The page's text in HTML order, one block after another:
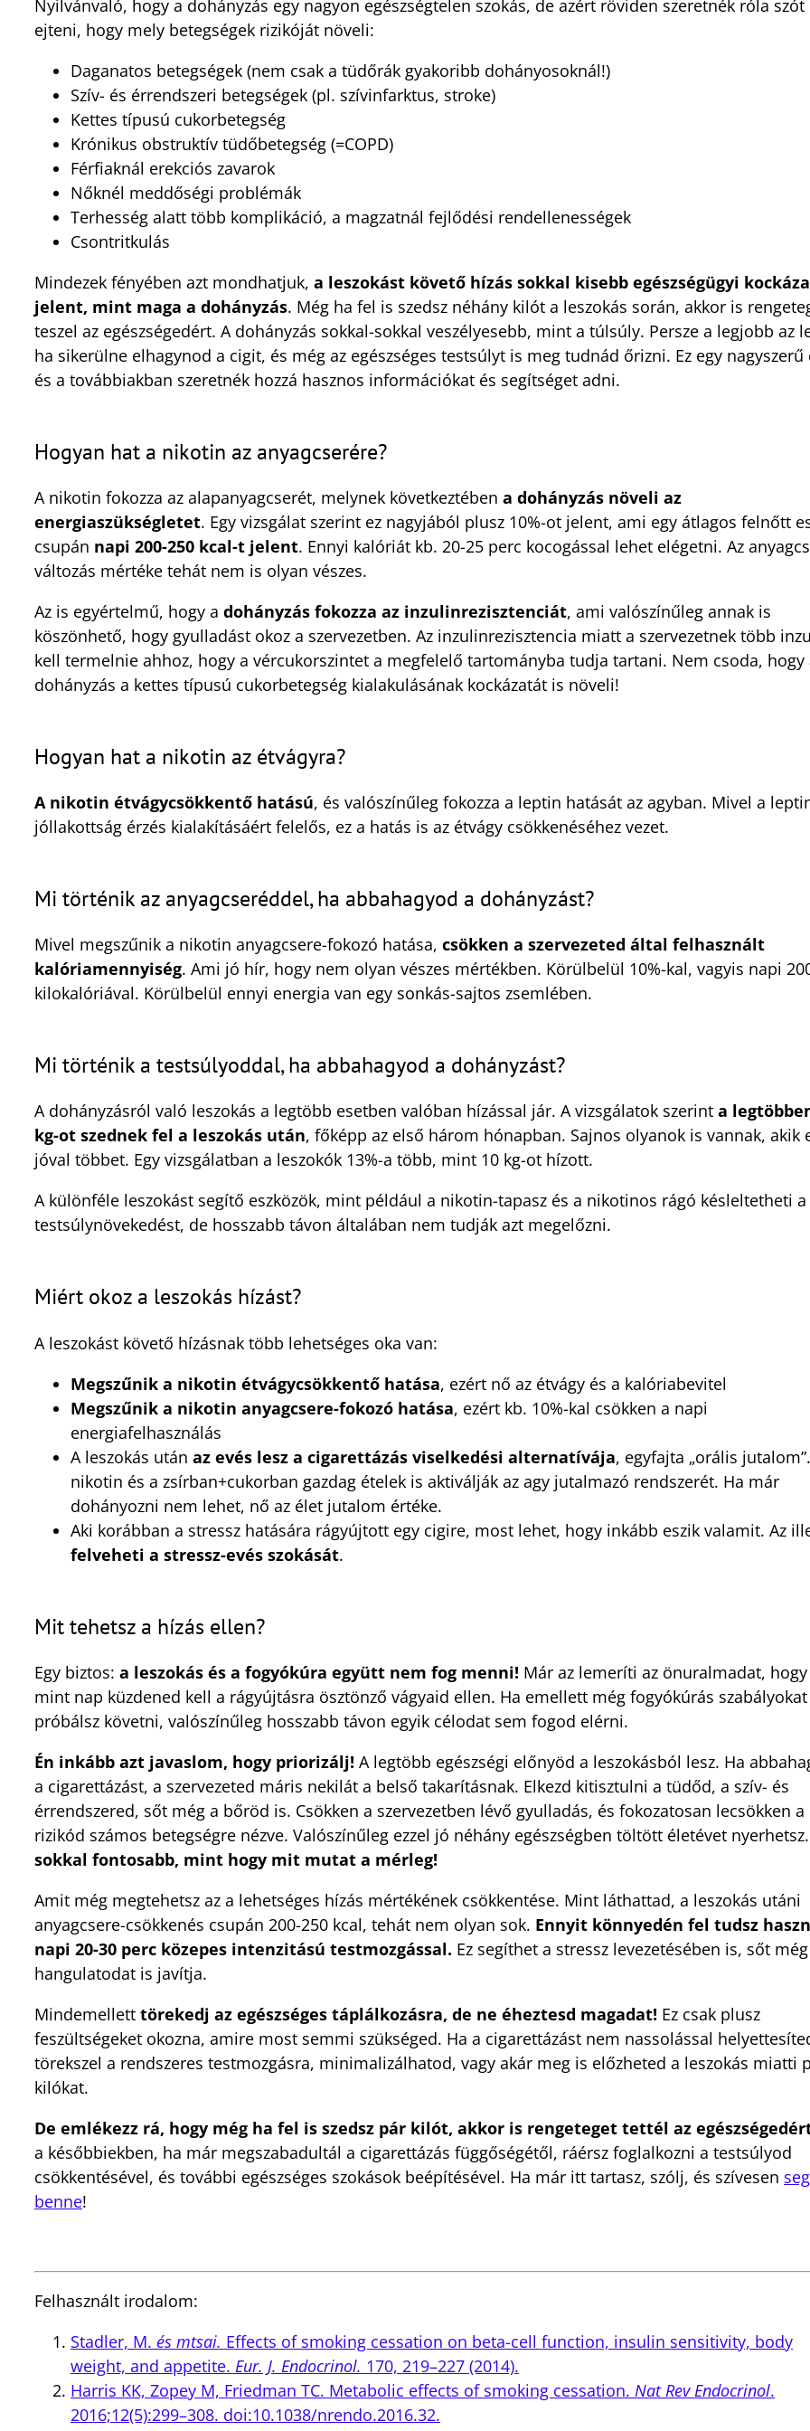
Nyilvánvaló, hogy a dohányzás egy nagyon egészségtelen szokás, de azért röviden szeretnék róla szót
ejteni, hogy mely betegségek rizikóját növeli:
Daganatos betegségek (nem csak a tüdőrák gyakoribb dohányosoknál!)
Szív- és érrendszeri betegségek (pl. szívinfarktus, stroke)
Kettes típusú cukorbetegség
Krónikus obstruktív tüdőbetegség (=COPD)
Férfiaknál erekciós zavarok
Nőknél meddőségi problémák
Terhesség alatt több komplikáció, a magzatnál fejlődési rendellenességek
Csontritkulás
Mindezek fényében azt mondhatjuk, a leszokást követő hízás sokkal kisebb egészségügyi
jelent, mint maga a dohányzás. Még ha fel is szedsz néhány kilót a leszokás során, akkor is
teszel az egészségedért. A dohányzás sokkal-sokkal veszélyesebb, mint a túlsúly. Persze a legjobb az
ha sikerülne elhagynod a cigit, és még az egészséges testsúlyt is meg tudnád őrizni. Ez egy nagyszerű
és a továbbiakban szeretnék hozzá hasznos információkat és segítséget adni.
Hogyan hat a nikotin az anyagcserére?
A nikotin fokozza az alapanyagcserét, melynek következtében a dohányzás növeli az
energiaszükségletet. Egy vizsgálat szerint ez nagyjából plusz 10%-ot jelent, ami egy átlagos felnőtt
csupán napi 200-250 kcal-t jelent. Ennyi kalóriát kb. 20-25 perc kocogással lehet elégetni. Az
változás mértéke tehát nem is olyan vészes.
Az is egyértelmű, hogy a dohányzás fokozza az inzulinrezisztenciát, ami valószínűleg annak is
köszönhető, hogy gyulladást okoz a szervezetben. Az inzulinrezisztencia miatt a szervezetnek több
kell termelnie ahhoz, hogy a vércukorszintet a megfelelő tartományba tudja tartani. Nem csoda, hogy
dohányzás a kettes típusú cukorbetegség kialakulásának kockázatát is növeli!
Hogyan hat a nikotin az étvágyra?
A nikotin étvágycsökkentő hatású, és valószínűleg fokozza a leptin hatását az agyban. Mivel a
jóllakottság érzés kialakításáért felelős, ez a hatás is az étvágy csökkenéséhez vezet.
Mi történik az anyagcseréddel, ha abbahagyod a dohányzást?
Mivel megszűnik a nikotin anyagcsere-fokozó hatása, csökken a szervezeted által felhasznált
kalóriamennyiség. Ami jó hír, hogy nem olyan vészes mértékben. Körülbelül 10%-kal, vagyis napi
kilokalóriával. Körülbelül ennyi energia van egy sonkás-sajtos zsemlében.
Mi történik a testsúlyoddal, ha abbahagyod a dohányzást?
A dohányzásról való leszokás a legtöbb esetben valóban hízással jár. A vizsgálatok szerint a
kg-ot szednek fel a leszokás után, főképp az első három hónapban. Sajnos olyanok is vannak, akik
jóval többet. Egy vizsgálatban a leszokók 13%-a több, mint 10 kg-ot hízott.
A különféle leszokást segítő eszközök, mint például a nikotin-tapasz és a nikotinos rágó késleltetheti a
testsúlynövekedést, de hosszabb távon általában nem tudják azt megelőzni.
Miért okoz a leszokás hízást?
A leszokást követő hízásnak több lehetséges oka van:
Megszűnik a nikotin étvágycsökkentő hatása, ezért nő az étvágy és a kalóriabevitel
Megszűnik a nikotin anyagcsere-fokozó hatása, ezért kb. 10%-kal csökken a napi
energiafelhasználás
A leszokás után az evés lesz a cigarettázás viselkedési alternatívája, egyfajta „orális
nikotin és a zsírban+cukorban gazdag ételek is aktiválják az agy jutalmazó rendszerét. Ha már
dohányozni nem lehet, nő az élet jutalom értéke.
Aki korábban a stressz hatására rágyújtott egy cigire, most lehet, hogy inkább eszik valamit. Az
felveheti a stressz-evés szokását.
Mit tehetsz a hízás ellen?
Egy biztos: a leszokás és a fogyókúra együtt nem fog menni! Már az lemeríti az önuralmadat,
mint nap küzdened kell a rágyújtásra ösztönző vágyaid ellen. Ha emellett még fogyókúrás
próbálsz követni, valószínűleg hosszabb távon egyik célodat sem fogod elérni.
Én inkább azt javaslom, hogy priorizálj! A legtöbb egészségi előnyöd a leszokásból lesz. Ha
a cigarettázást, a szervezeted máris nekilát a belső takarításnak. Elkezd kitisztulni a tüdőd, a szív- és
érrendszered, sőt még a bőröd is. Csökken a szervezetben lévő gyulladás, és fokozatosan lecsökken a
rizikód számos betegségre nézve. Valószínűleg ezzel jó néhány egészségben töltött életévet nyerhetsz.
sokkal fontosabb, mint hogy mit mutat a mérleg!
Amit még megtehetsz az a lehetséges hízás mértékének csökkentése. Mint láthattad, a leszokás utáni
anyagcsere-csökkenés csupán 200-250 kcal, tehát nem olyan sok. Ennyit könnyedén fel tudsz
napi 20-30 perc közepes intenzitású testmozgással. Ez segíthet a stressz levezetésében is, sőt
hangulatodat is javítja.
Mindemellett törekedj az egészséges táplálkozásra, de ne éheztesd magadat! Ez csak plusz
feszültségeket okozna, amire most semmi szükséged. Ha a cigarettázást nem nassolással
törekszel a rendszeres testmozgásra, minimalizálhatod, vagy akár meg is előzheted a leszokás miatti
kilókat.
De emlékezz rá, hogy még ha fel is szedsz pár kilót, akkor is rengeteget tettél az
a későbbiekben, ha már megszabadultál a cigarettázás függőségétől, ráérsz foglalkozni a testsúlyod
csökkentésével, és további egészséges szokások beépítésével. Ha már itt tartasz, szólj, és szívesen
benne!
Felhasznált irodalom:
Stadler, M. és mtsai. Effects of smoking cessation on beta-cell function, insulin sensitivity, body
weight, and appetite. Eur. J. Endocrinol. 170, 219–227 (2014).
Harris KK, Zopey M, Friedman TC. Metabolic effects of smoking cessation. Nat Rev Endocrinol.
2016;12(5):299–308. doi:10.1038/nrendo.2016.32.